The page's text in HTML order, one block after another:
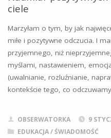
ciele
Marzyłam o tym, by jak
miłe i pozytywne odczucia. I
przyjemnego, niż
myślami, nastawieniem,
(uwalnianie, rozluźnianie,
kontekście tego, co
OBSERWATORKA
9
EDUKACJA / ŚWIADOMOŚĆ